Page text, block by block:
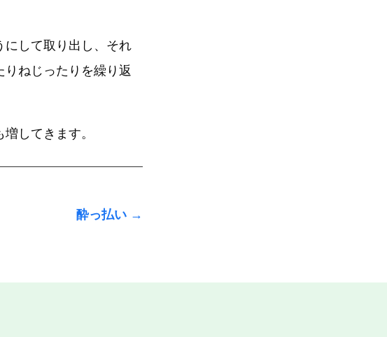
にして取り出し、それ
ねじったりを繰り返
してきます。
酔っ払い→